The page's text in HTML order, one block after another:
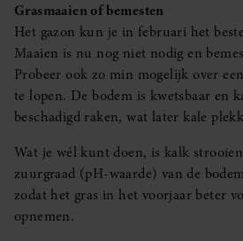
Grasmaaien of bemesten
Het gazon kun je in februari het
Maaien is nu nog niet nodig en
Probeer ook zo min mogelijk over
te lopen. De bodem is kwetsbaar en
beschadigd raken, wat later kale
Wat je wél kunt doen, is kalk
zuurgraad (pH-waarde) van de
zodat het gras in het voorjaar beter
opnemen.